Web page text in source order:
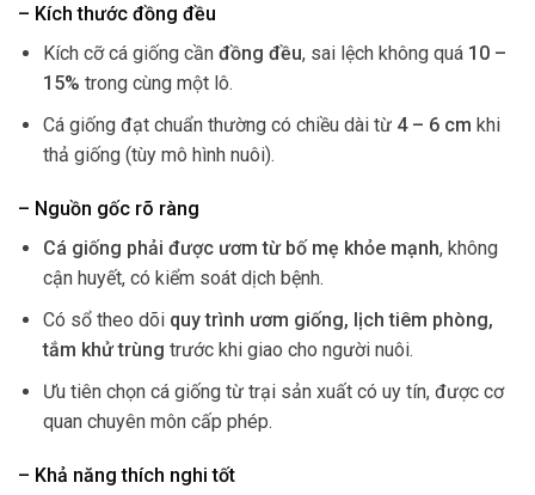
– Kích thước đồng đều
Kích cỡ cá giống cần đồng đều, sai lệch không quá 10 –
15% trong cùng một lô.
Cá giống đạt chuẩn thường có chiều dài từ 4 – 6 cm khi
thả giống (tùy mô hình nuôi).
– Nguồn gốc rõ ràng
Cá giống phải được ươm từ bố mẹ khỏe mạnh, không
cận huyết, có kiểm soát dịch bệnh.
Có sổ theo dõi quy trình ươm giống, lịch tiêm phòng,
tắm khử trùng trước khi giao cho người nuôi.
Ưu tiên chọn cá giống từ trại sản xuất có uy tín, được cơ
quan chuyên môn cấp phép.
– Khả năng thích nghi tốt